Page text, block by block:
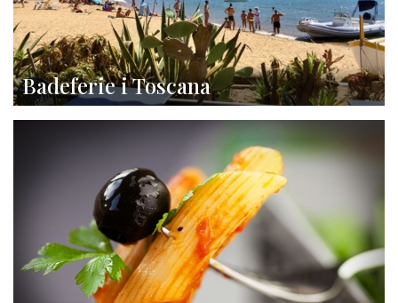
Badeferie i Toscana